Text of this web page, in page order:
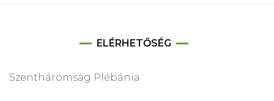
ELÉRHETŐSÉG
Szentháromság Plébánia